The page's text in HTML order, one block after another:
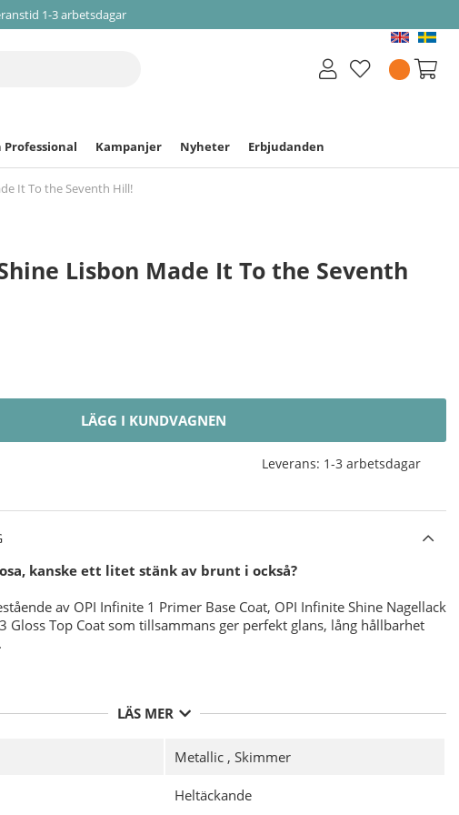
1-3 arbetsdagar
Professional Kampanjer Nyheter Erbjudanden
It To the Seventh Hill!
Lisbon Made It To the Seventh
LÄGG I KUNDVAGNEN
Leverans: 1-3 arbetsdagar
kanske ett litet stänk av brunt i också?
av OPI Infinite 1 Primer Base Coat, OPI Infinite Shine Nagellack
Gloss Top Coat som tillsammans ger perfekt glans, lång hållbarhet
desinficering av din nagelplatta före applicering av ditt
lager av
OPI Infinite Shine 1 Primer Base Coat
du 2 tunna lager av valfri färg från
din utväxt ( framkanten av nageln ), Låt torka.
du ett tunt lager
OPI Infinite Shine 3 Gloss Top Coat
LÄS MER
Metallic , Skimmer
Heltäckande